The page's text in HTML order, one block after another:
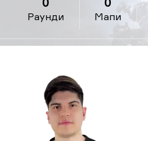
Раунди Мапи